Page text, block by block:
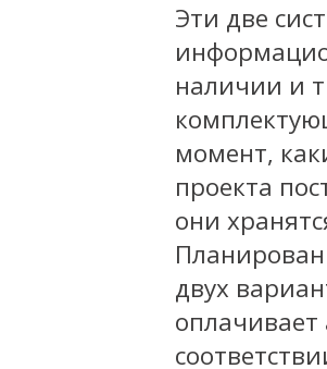
Эти две
наличии и
момент,
проекта
они
двух
оплачивает